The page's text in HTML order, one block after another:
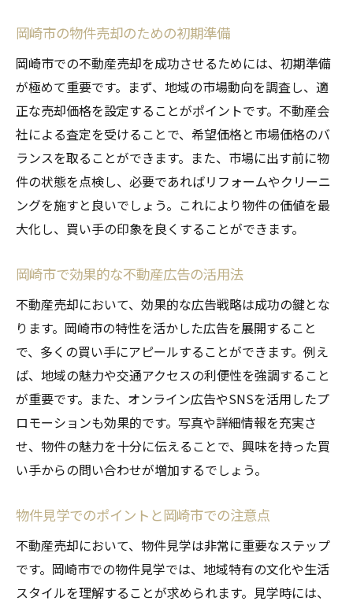
岡崎市の物件売却のための初期準備
岡崎市での不動産売却を成功させるためには、初期準備
が極めて重要です。まず、地域の市場動向を調査し、適
正な売却価格を設定することがポイントです。不動産会
社による査定を受けることで、希望価格と市場価格のバ
ランスを取ることができます。また、市場に出す前に物
件の状態を点検し、必要であればリフォームやクリーニ
ングを施すと良いでしょう。これにより物件の価値を最
大化し、買い手の印象を良くすることができます。
岡崎市で効果的な不動産広告の活用法
不動産売却において、効果的な広告戦略は成功の鍵とな
ります。岡崎市の特性を活かした広告を展開すること
で、多くの買い手にアピールすることができます。例え
ば、地域の魅力や交通アクセスの利便性を強調すること
が重要です。また、オンライン広告やSNSを活用したプ
ロモーションも効果的です。写真や詳細情報を充実さ
せ、物件の魅力を十分に伝えることで、興味を持った買
い手からの問い合わせが増加するでしょう。
物件見学でのポイントと岡崎市での注意点
不動産売却において、物件見学は非常に重要なステップ
です。岡崎市での物件見学では、地域特有の文化や生活
スタイルを理解することが求められます。見学時には、